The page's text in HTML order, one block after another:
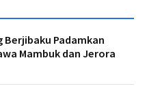
Berjibaku Padamkan
Mambuk dan Jerora